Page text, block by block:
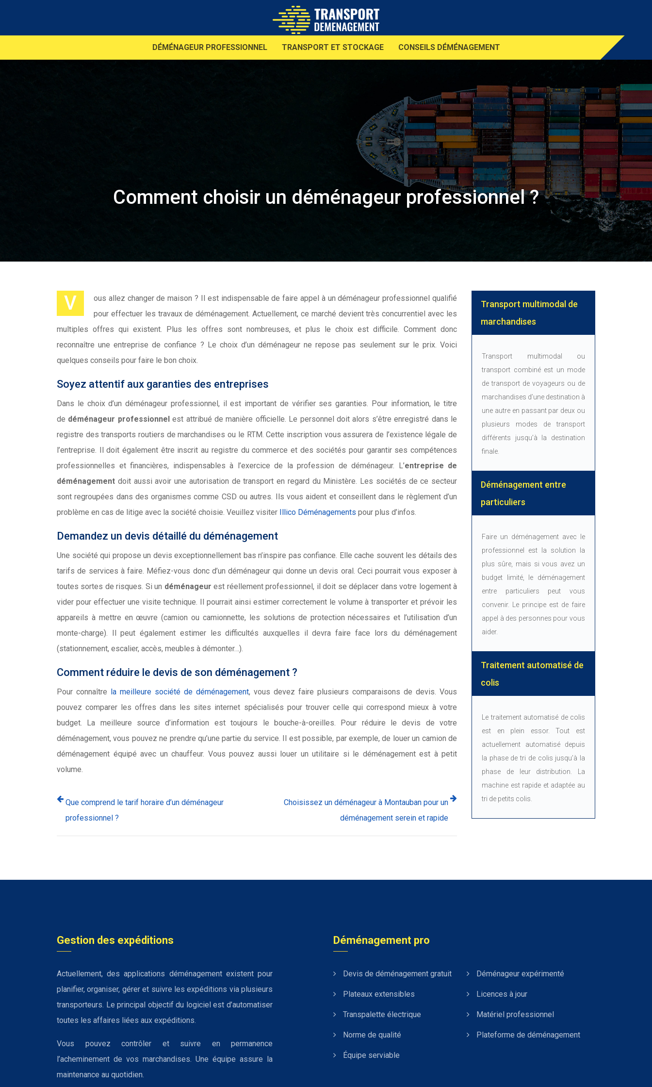
DÉMÉNAGEUR PROFESSIONNEL TRANSPORT ET STOCKAGE CONSEILS DÉMÉNAGEMENT
Comment choisir un déménageur professionnel ?
V
ous allez changer de maison ? Il est indispensable de faire appel à un déménageur professionnel qualifié
pour effectuer les travaux de déménagement. Actuellement, ce marché devient très concurrentiel avec les
multiples offres qui existent. Plus les offres sont nombreuses, et plus le choix est difficile. Comment donc
reconnaître une entreprise de confiance ? Le choix d’un déménageur ne repose pas seulement sur le prix. Voici
quelques conseils pour faire le bon choix.
Soyez attentif aux garanties des entreprises
Dans le choix d’un déménageur professionnel, il est important de vérifier ses garanties. Pour information, le titre
de déménageur professionnelest attribué de manière officielle. Le personnel doit alors s’être enregistré dans le
registre des transports routiers de marchandises ou le RTM. Cette inscription vous assurera de l’existence légale de
l’entreprise. Il doit également être inscrit au registre du commerce et des sociétés pour garantir ses compétences
professionnelles et financières, indispensables à l’exercice de la profession de déménageur. L’entreprise de
déménagement doit aussi avoir une autorisation de transport en regard du Ministère. Les sociétés de ce secteur
sont regroupées dans des organismes comme CSD ou autres. Ils vous aident et conseillent dans le règlement d’un
problème en cas de litige avec la société choisie. Veuillez visiter Illico Déménagements pour plus d’infos.
Demandez un devis détaillé du déménagement
Une société qui propose un devis exceptionnellement bas n’inspire pas confiance. Elle cache souvent les détails des
tarifs de services à faire. Méfiez-vous donc d’un déménageur qui donne un devis oral. Ceci pourrait vous exposer à
toutes sortes de risques. Si un déménageur est réellement professionnel, il doit se déplacer dans votre logement à
vider pour effectuer une visite technique. Il pourrait ainsi estimer correctement le volume à transporter et prévoir les
appareils à mettre en œuvre (camion ou camionnette, les solutions de protection nécessaires et l’utilisation d’un
monte-charge). Il peut également estimer les difficultés auxquelles il devra faire face lors du déménagement
(stationnement, escalier, accès, meubles à démonter…).
Comment réduire le devis de son déménagement ?
Pour connaître la meilleure société de déménagement, vous devez faire plusieurs comparaisons de devis. Vous
pouvez comparer les offres dans les sites internet spécialisés pour trouver celle qui correspond mieux à votre
budget. La meilleure source d’information est toujours le bouche-à-oreilles. Pour réduire le devis de votre
déménagement, vous pouvez ne prendre qu’une partie du service. Il est possible, par exemple, de louer un camion de
déménagement équipé avec un chauffeur. Vous pouvez aussi louer un utilitaire si le déménagement est à petit
volume.
Que comprend le tarif horaire d’un déménageur
professionnel ?
Choisissez un déménageur à Montauban pour un
déménagement serein et rapide
Transport multimodal de
marchandises
Transport multimodal ou
transport combiné est un mode
de transport de voyageurs ou de
marchandises d’une destination à
une autre en passant par deux ou
plusieurs modes de transport
différents jusqu’à la destination
finale.
Déménagement entre
particuliers
Faire un déménagement avec le
professionnel est la solution la
plus sûre, mais si vous avez un
budget limité, le déménagement
entre particuliers peut vous
convenir. Le principe est de faire
appel à des personnes pour vous
aider.
Traitement automatisé de
colis
Le traitement automatisé de colis
est en plein essor. Tout est
actuellement automatisé depuis
la phase de tri de colis jusqu’à la
phase de leur distribution. La
machine est rapide et adaptée au
tri de petits colis.
Gestion des expéditions
Actuellement, des applications déménagement existent pour
planifier, organiser, gérer et suivre les expéditions via plusieurs
transporteurs. Le principal objectif du logiciel est d’automatiser
toutes les affaires liées aux expéditions.
Vous pouvez contrôler et suivre en permanence
l’acheminement de vos marchandises. Une équipe assure la
maintenance au quotidien.
Déménagement pro
Devis de déménagement gratuit
Plateaux extensibles
Transpalette électrique
Norme de qualité
Équipe serviable
Déménageur expérimenté
Licences à jour
Matériel professionnel
Plateforme de déménagement